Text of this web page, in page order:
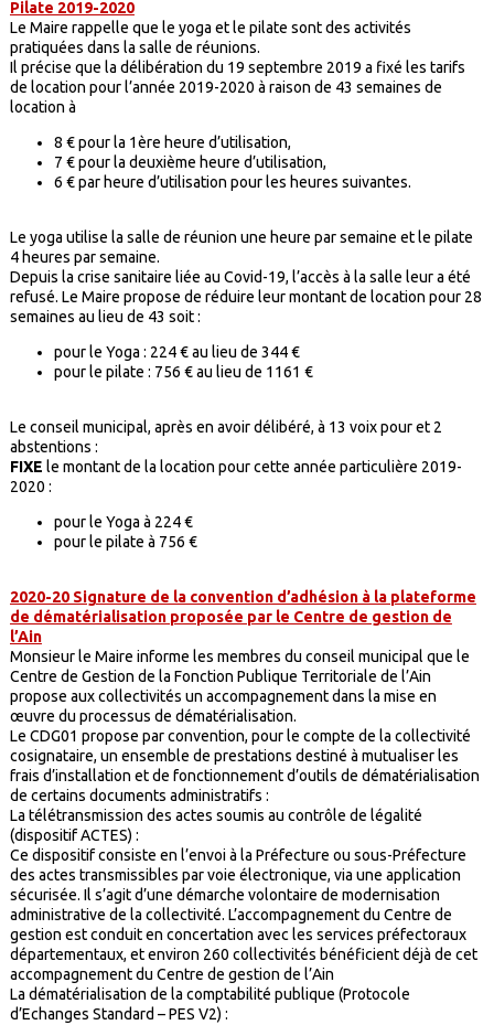
Pilate 2019-2020
Le Maire rappelle que le yoga et le pilate sont des activités
pratiquées dans la salle de réunions.
Il précise que la délibération du 19 septembre 2019 a fixé les tarifs
de location pour l’année 2019-2020 à raison de 43 semaines de
location à
8 € pour la 1ère heure d’utilisation,
7 € pour la deuxième heure d’utilisation,
6 € par heure d’utilisation pour les heures suivantes.
Le yoga utilise la salle de réunion une heure par semaine et le pilate
4 heures par semaine.
Depuis la crise sanitaire liée au Covid-19, l’accès à la salle leur a été
refusé. Le Maire propose de réduire leur montant de location pour 28
semaines au lieu de 43 soit :
pour le Yoga : 224 € au lieu de 344 €
pour le pilate : 756 € au lieu de 1161 €
Le conseil municipal, après en avoir délibéré, à 13 voix pour et 2
abstentions :
FIXE le montant de la location pour cette année particulière 2019-
2020 :
pour le Yoga à 224 €
pour le pilate à 756 €
2020-20 Signature de la convention d’adhésion à la plateforme
de dématérialisation proposée par le Centre de gestion de
l’Ain
Monsieur le Maire informe les membres du conseil municipal que le
Centre de Gestion de la Fonction Publique Territoriale de l’Ain
propose aux collectivités un accompagnement dans la mise en
œuvre du processus de dématérialisation.
Le CDG01 propose par convention, pour le compte de la collectivité
cosignataire, un ensemble de prestations destiné à mutualiser les
frais d’installation et de fonctionnement d’outils de dématérialisation
de certains documents administratifs :
La télétransmission des actes soumis au contrôle de légalité
(dispositif ACTES) :
Ce dispositif consiste en l’envoi à la Préfecture ou sous-Préfecture
des actes transmissibles par voie électronique, via une application
sécurisée. Il s’agit d’une démarche volontaire de modernisation
administrative de la collectivité. L’accompagnement du Centre de
gestion est conduit en concertation avec les services préfectoraux
départementaux, et environ 260 collectivités bénéficient déjà de cet
accompagnement du Centre de gestion de l’Ain
La dématérialisation de la comptabilité publique (Protocole
d’Echanges Standard – PES V2) :